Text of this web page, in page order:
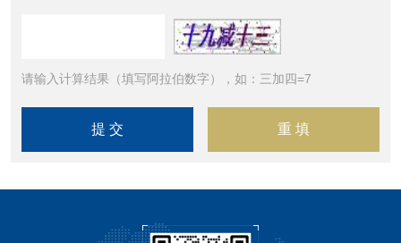
请输入计算结果（填写阿拉伯数字），如：三加四=7